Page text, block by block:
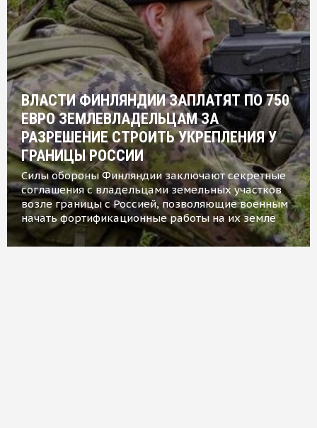
ВЛАСТИ ФИНЛЯНДИИ ЗАПЛАТЯТ ПО 750
ЕВРО ЗЕМЛЕВЛАДЕЛЬЦАМ ЗА
РАЗРЕШЕНИЕ СТРОИТЬ УКРЕПЛЕНИЯ У
ГРАНИЦЫ РОССИИ
Силы обороны Финляндии заключают секретные
соглашения с владельцами земельных участков
возле границы с Россией, позволяющие военным
начать фортификационные работы на их земле